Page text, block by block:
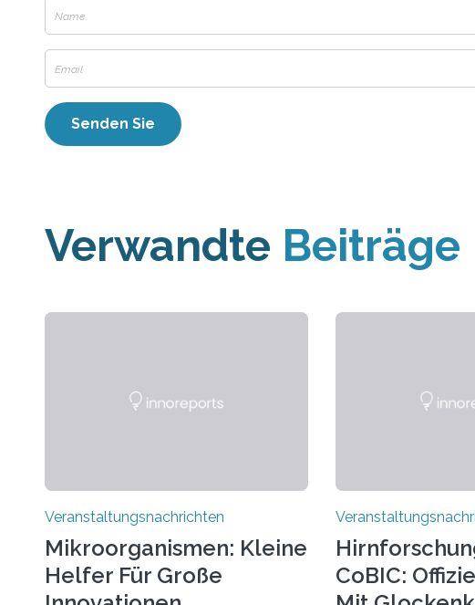
Verwandte Beiträge
Veranstaltungsnachrichten
Mikroorganismen: Kleine
Helfer Für Große
CoBIC: